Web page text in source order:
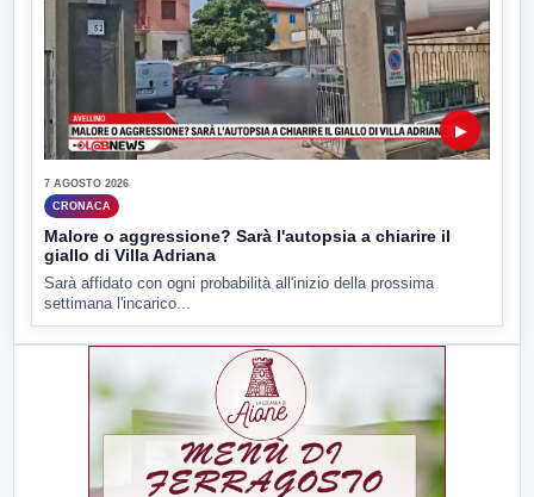
▶
7 AGOSTO 2026
CRONACA
Malore o aggressione? Sarà l'autopsia a chiarire il
giallo di Villa Adriana
Sarà affidato con ogni probabilità all'inizio della prossima
settimana l'incarico...